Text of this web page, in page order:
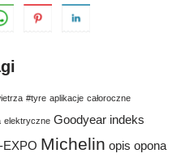
#tyre aplikacje całoroczne
elektryczne Goodyear indeks
EXPO Michelin opis opona